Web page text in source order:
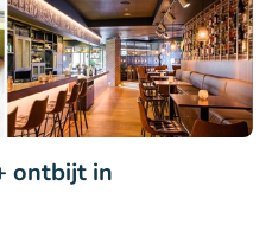
ontbijt in